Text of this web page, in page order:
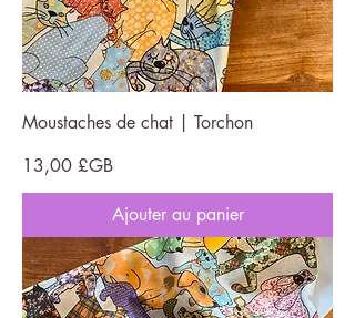
Moustaches de chat | Torchon
Prix
13,00 £GB
Ajouter au panier